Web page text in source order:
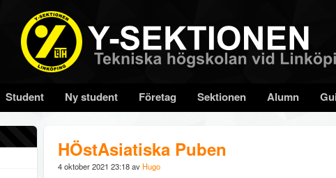
Student Ny student Företag Sektionen Alumn
HÖstAsiatiska Puben
4 oktober 2021 23:18 av Hugo